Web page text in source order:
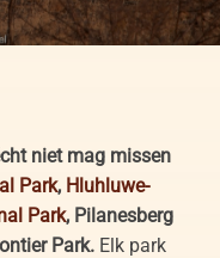
niet mag missen
Park, Hluhluwe-
Park, Pilanesberg
Park. Elk park